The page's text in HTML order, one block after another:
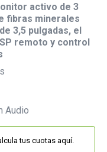
activo de 3
fibras minerales
3,5 pulgadas, el
remoto y control
tus cuotas aquí.